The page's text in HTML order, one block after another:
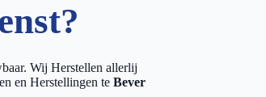
Wij Herstellen allerlij
en Herstellingen teBever